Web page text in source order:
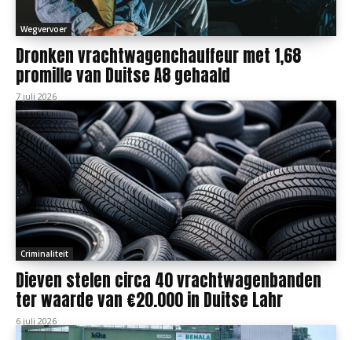
Wegvervoer
Dronken vrachtwagenchauffeur met 1,68
promille van Duitse A8 gehaald
7 juli 2026
Criminaliteit
Dieven stelen circa 40 vrachtwagenbanden
ter waarde van €20.000 in Duitse Lahr
6 juli 2026